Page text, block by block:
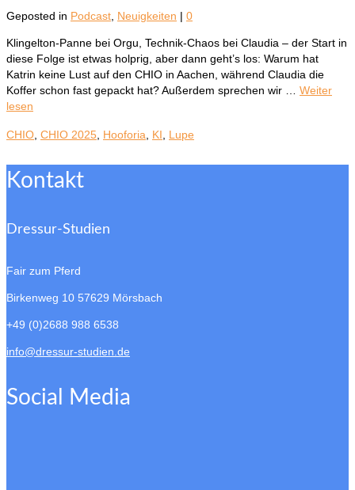
Geposted in Podcast Neuigkeiten | 0
Klingelton-Panne bei Orgu, Technik-Chaos bei Claudia – der Start in
diese Folge ist etwas holprig, aber dann geht’s los: Warum hat
Katrin keine Lust auf den CHIO in Aachen, während Claudia die
Koffer schon fast gepackt hat? Außerdem sprechen wir … Weiter
lesen
CHIO CHIO 2025 Hooforia KI Lupe
Kontakt
Dressur-Studien
Fair zum Pferd
Birkenweg 10 57629 Mörsbach
+49 (0)2688 988 6538
info@dressur-studien.de
Social Media